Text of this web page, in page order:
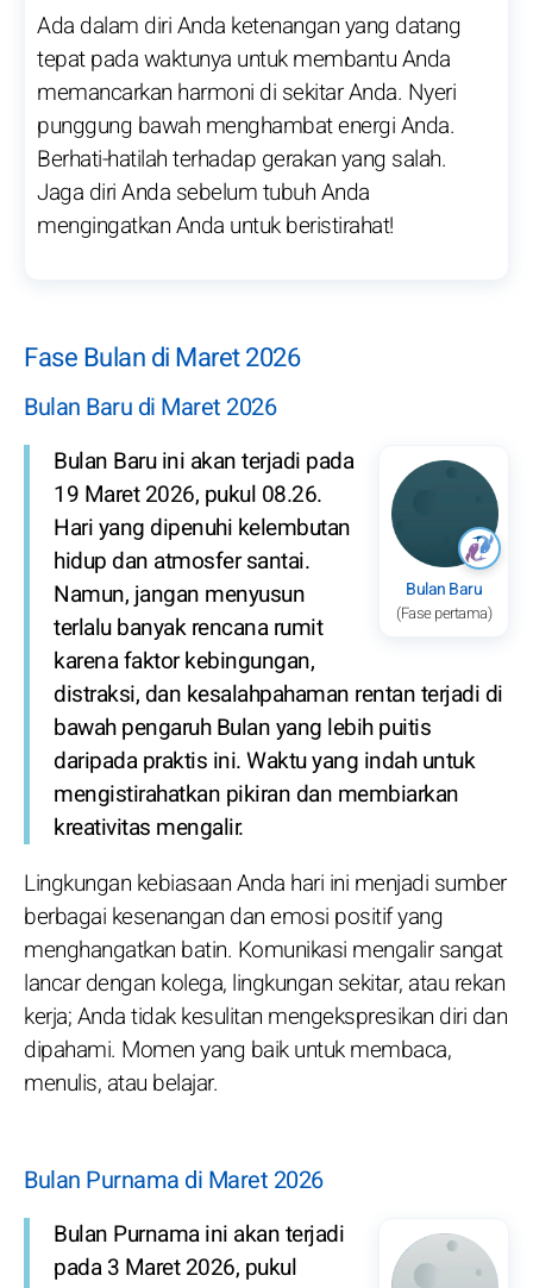
Ada dalam diri Anda ketenangan yang datang
tepat pada waktunya untuk membantu Anda
memancarkan harmoni di sekitar Anda. Nyeri
punggung bawah menghambat energi Anda.
Berhati-hatilah terhadap gerakan yang salah.
Jaga diri Anda sebelum tubuh Anda
mengingatkan Anda untuk beristirahat!
Fase Bulan di Maret 2026
Bulan Baru di Maret 2026
Bulan Baru
(Fase pertama)
Bulan Baru ini akan terjadi pada
19 Maret 2026, pukul 08.26.
Hari yang dipenuhi kelembutan
hidup dan atmosfer santai.
Namun, jangan menyusun
terlalu banyak rencana rumit
karena faktor kebingungan,
distraksi, dan kesalahpahaman rentan terjadi di
bawah pengaruh Bulan yang lebih puitis
daripada praktis ini. Waktu yang indah untuk
mengistirahatkan pikiran dan membiarkan
kreativitas mengalir.
Lingkungan kebiasaan Anda hari ini menjadi sumber
berbagai kesenangan dan emosi positif yang
menghangatkan batin. Komunikasi mengalir sangat
lancar dengan kolega, lingkungan sekitar, atau rekan
kerja; Anda tidak kesulitan mengekspresikan diri dan
dipahami. Momen yang baik untuk membaca,
menulis, atau belajar.
Bulan Purnama di Maret 2026
Bulan Purnama ini akan terjadi
pada 3 Maret 2026, pukul